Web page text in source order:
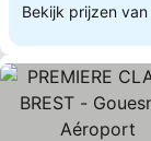
Bekijk prijzen van